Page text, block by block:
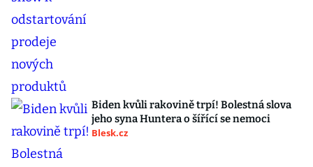
Biden kvůli rakovině trpí! Bolestná slova
jeho syna Huntera o šířící se nemoci
Blesk.cz